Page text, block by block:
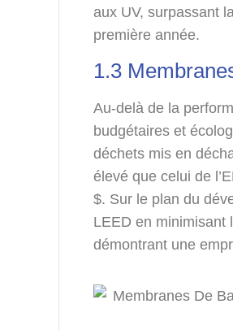
aux UV, surpassant
première année.
1.3
Au-delà de la
budgétaires et
déchets mis en
élevé que celui de
$. Sur le plan du
LEED en minimisant
démontrant une